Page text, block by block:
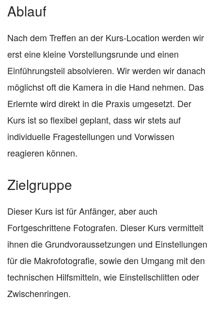
Ablauf
Nach dem Treffen an der Kurs-Location werden wir
erst eine kleine Vorstellungsrunde und einen
Einführungsteil absolvieren. Wir werden wir danach
möglichst oft die Kamera in die Hand nehmen. Das
Erlernte wird direkt in die Praxis umgesetzt. Der
Kurs ist so flexibel geplant, dass wir stets auf
individuelle Fragestellungen und Vorwissen
reagieren können.
Zielgruppe
Dieser Kurs ist für Anfänger, aber auch
Fortgeschrittene Fotografen. Dieser Kurs vermittelt
ihnen die Grundvoraussetzungen und Einstellungen
für die Makrofotografie, sowie den Umgang mit den
technischen Hilfsmitteln, wie Einstellschlitten oder
Zwischenringen.